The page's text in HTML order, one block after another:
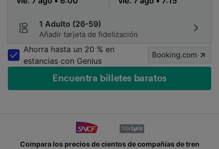
1 Adulto (26-59)
Añadir tarjeta de fidelización
Ahorra hasta un 20 % en
estancias con Genius
Booking.com
Encuentra billetes baratos
Compara los precios de cientos de compañías de tren